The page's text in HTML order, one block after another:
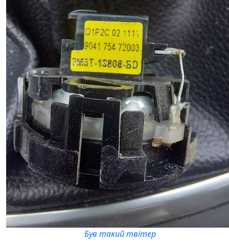
Був такий твітер